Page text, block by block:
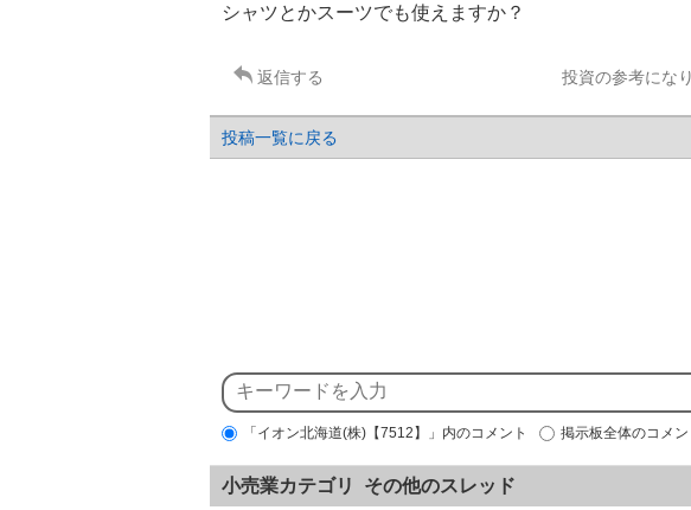
シャツとかスーツでも使えますか？
返信する 投資の参考にな
投稿一覧に戻る
「イオン北海道(株)【7512】」内のコメント 掲示板全体のコメン
小売業カテゴリ その他のスレッド